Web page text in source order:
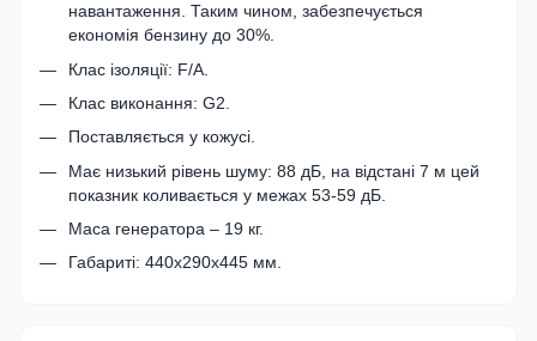
навантаження. Таким чином, забезпечується
економія бензину до 30%.
Клас ізоляції: F/A.
Клас виконання: G2.
Поставляється у кожусі.
Має низький рівень шуму: 88 дБ, на відстані 7 м цей
показник коливається у межах 53-59 дБ.
Маса генератора – 19 кг.
Габариті: 440х290х445 мм.